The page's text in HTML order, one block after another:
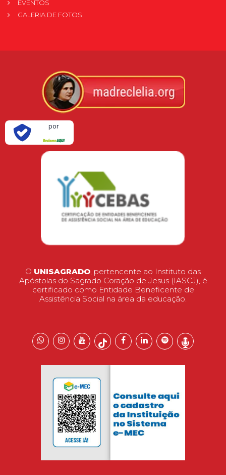
EVENTOS
GALERIA DE FOTOS
por
O UNISAGRADO, pertencente ao Instituto das
Apóstolas do Sagrado Coração de Jesus (IASCJ), é
certificado como Entidade Beneficente de
Assistência Social na área da educação.